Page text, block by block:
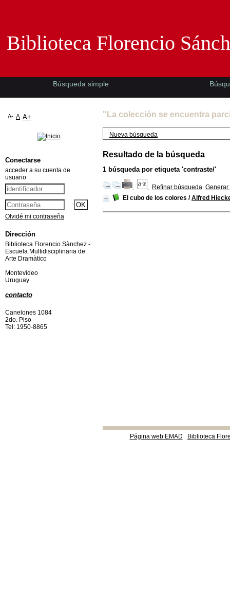
"La colección se encuentra
Nueva búsqueda
Resultado de la búsqueda
1 búsqueda por etiqueta 'contraste/'
Refinar búsqueda Generar
El cubo de los colores /Alfred
Página web EMAD Biblioteca
Biblioteca Florencio
Búsqueda simple
A- A A+
Conectarse
acceder a su cuenta de
usuario
Olvidé mi contraseña
Dirección
Biblioteca Florencio Sànchez -
Escuela Multidisciplinaria de
Arte Dramàtico
Montevideo
Uruguay
contacto
Canelones 1084
2do. Piso
Tel: 1950-8865